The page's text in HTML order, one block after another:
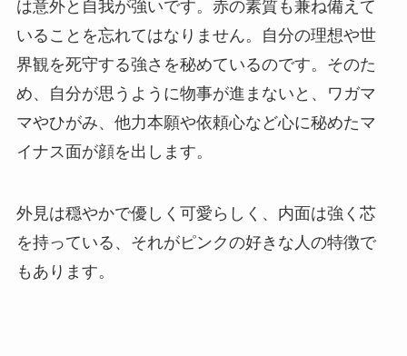
は意外と自我が強いです。赤の素質も兼ね備えて
いることを忘れてはなりません。自分の理想や世
界観を死守する強さを秘めているのです。そのた
め、自分が思うように物事が進まないと、ワガマ
マやひがみ、他力本願や依頼心など心に秘めたマ
イナス面が顔を出します。
外見は穏やかで優しく可愛らしく、内面は強く芯
を持っている、それがピンクの好きな人の特徴で
もあります。